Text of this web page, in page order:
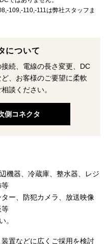
109,-110,-111は弊社スタッフま
について
続、電線の長さ変更、DC
、お客様のご要望に柔軟
談ください。
側コネクタ
機器、冷蔵庫、整水器、レジ
等
ー、防犯カメラ、放送映像
等
。
置などに広くご採用を検討